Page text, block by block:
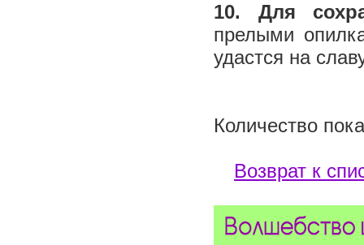
10. Для
прелыми
удастся на
Количество
Возврат к